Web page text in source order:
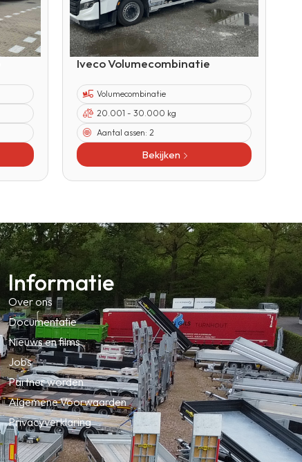
Iveco Volumecombinatie
Volumecombinatie
20.001 - 30.000 kg
Aantal assen: 2
Bekijken
Informatie
Over ons
Documentatie
Nieuws en films
Jobs
Partner worden
Algemene Voorwaarden
Privacyverklaring